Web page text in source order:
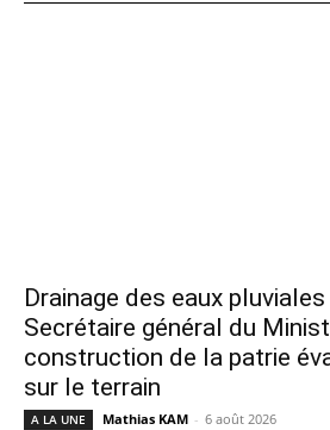
Drainage des eaux
Secrétaire général du
construction de la patrie
sur le terrain
A LA UNE Mathias KAM - 6 août 2026